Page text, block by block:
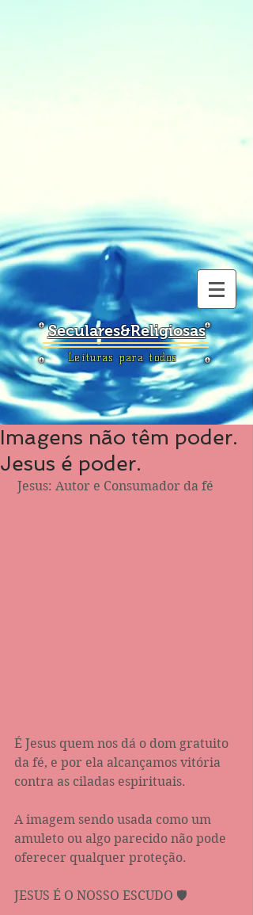
Seculares&Religiosas
Leituras para todos
Imagens não têm poder.
Jesus é poder.
Jesus: Autor e Consumador da fé
É Jesus quem nos dá o dom gratuito
da fé, e por ela alcançamos vitória
contra as ciladas espirituais.
A imagem sendo usada como um
amuleto ou algo parecido não pode
oferecer qualquer proteção.
JESUS É O NOSSO ESCUDO 🛡